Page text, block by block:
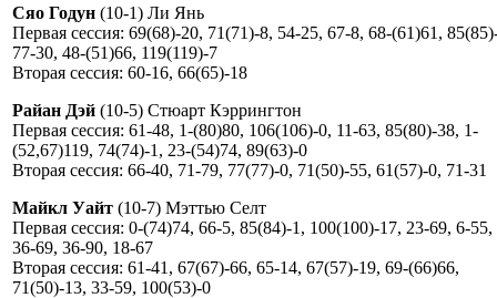
Сяо Годун (10-1) Ли Янь
Первая сессия: 69(68)-20, 71(71)-8, 54-25, 67-8, 68-(61)61,
77-30, 48-(51)66, 119(119)-7
Вторая сессия: 60-16, 66(65)-18
Райан Дэй (10-5) Стюарт Кэррингтон
Первая сессия: 61-48, 1-(80)80, 106(106)-0, 11-63, 85(80)-38, 1-
(52,67)119, 74(74)-1, 23-(54)74, 89(63)-0
Вторая сессия: 66-40, 71-79, 77(77)-0, 71(50)-55, 61(57)-0, 71-31
Майкл Уайт (10-7) Мэттью Селт
Первая сессия: 0-(74)74, 66-5, 85(84)-1, 100(100)-17, 23-69, 6-55,
36-69, 36-90, 18-67
Вторая сессия: 61-41, 67(67)-66, 65-14, 67(57)-19, 69-(66)66,
71(50)-13, 33-59, 100(53)-0